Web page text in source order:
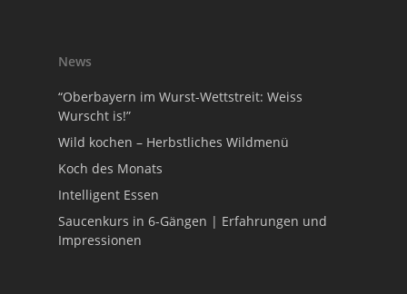
News
“Oberbayern im Wurst-Wettstreit: Weiss
Wurscht is!”
Wild kochen – Herbstliches Wildmenü
Koch des Monats
Intelligent Essen
Saucenkurs in 6-Gängen | Erfahrungen und
Impressionen